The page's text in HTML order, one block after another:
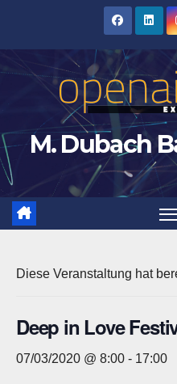
M. Dubach
Diese Veranstaltung hat
Deep in Love
07/03/2020 @ 8:00 - 17:00